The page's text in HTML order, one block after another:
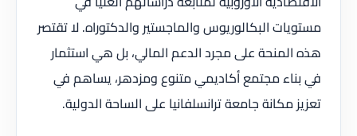
مستويات البكالوريوس والماجستير والدكتوراه. لا تقتصر
هذه المنحة على مجرد الدعم المالي، بل هي استثمار
في بناء مجتمع أكاديمي متنوع ومزدهر، يساهم في
تعزيز مكانة جامعة ترانسلفانيا على الساحة الدولية.